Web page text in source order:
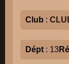
Club :
Dépt : 13